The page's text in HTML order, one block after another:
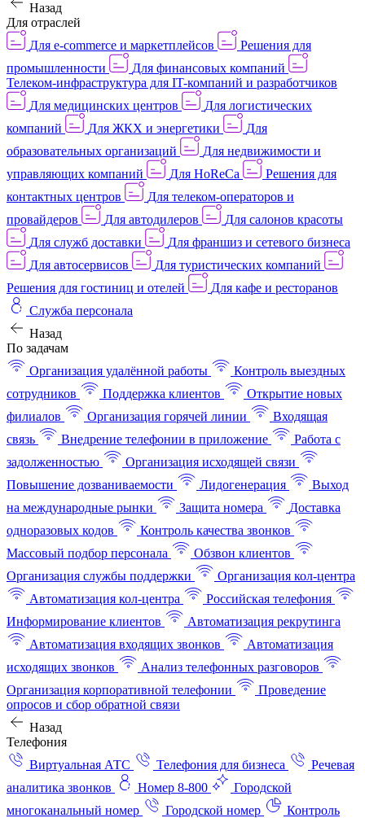
Назад
Для отраслей
Для e-commerce и маркетплейсов
Решения для
промышленности
Для финансовых компаний
Телеком-инфраструктура для IT-компаний и разработчиков
Для медицинских центров
Для логистических
компаний
Для ЖКХ и энергетики
Для
образовательных организаций
Для недвижимости и
управляющих компаний
Для HoReCa
Решения для
контактных центров
Для телеком-операторов и
провайдеров
Для автодилеров
Для салонов красоты
Для служб доставки
Для франшиз и сетевого бизнеса
Для автосервисов
Для туристических компаний
Решения для гостиниц и отелей
Для кафе и ресторанов
Служба персонала
Назад
По задачам
Организация удалённой работы
Контроль выездных
сотрудников
Поддержка клиентов
Открытие новых
филиалов
Организация горячей линии
Входящая
связь
Внедрение телефонии в приложение
Работа с
задолженностью
Организация исходящей связи
Повышение дозваниваемости
Лидогенерация
Выход
на международные рынки
Защита номера
Доставка
одноразовых кодов
Контроль качества звонков
Массовый подбор персонала
Обзвон клиентов
Организация службы поддержки
Организация кол-центра
Автоматизация кол-центра
Российская телефония
Информирование клиентов
Автоматизация рекрутинга
Автоматизация входящих звонков
Автоматизация
исходящих звонков
Анализ телефонных разговоров
Организация корпоративной телефонии
Проведение
опросов и сбор обратной связи
Назад
Телефония
Виртуальная АТС
Телефония для бизнеса
Речевая
аналитика звонков
Номер 8-800
Городской
многоканальный номер
Городской номер
Контроль